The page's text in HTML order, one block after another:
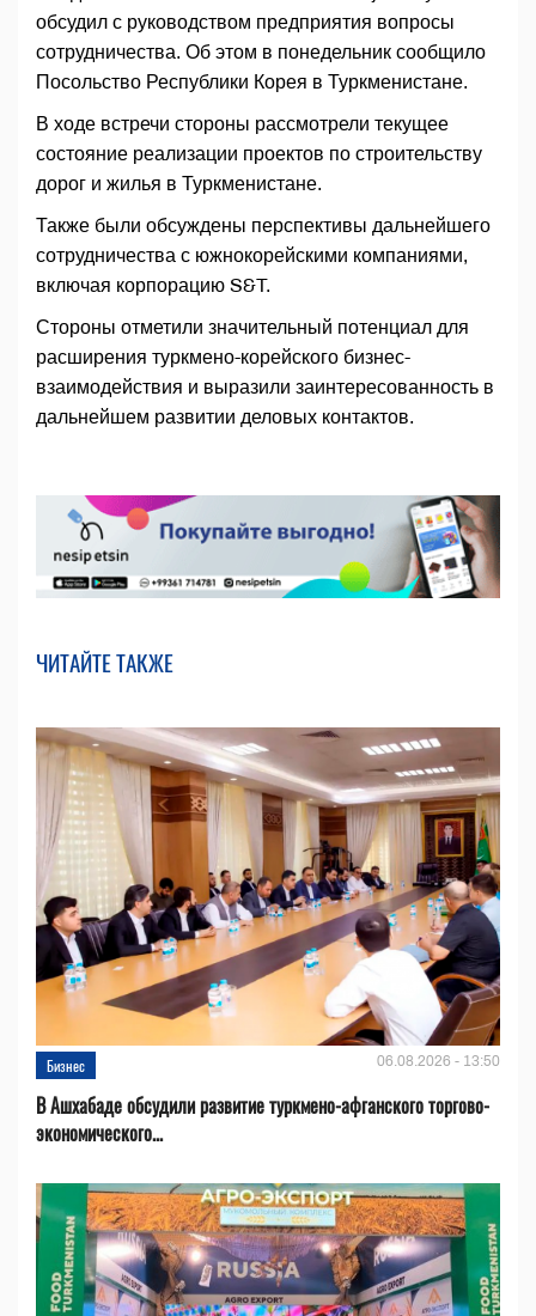
обсудил с руководством предприятия вопросы
сотрудничества. Об этом в понедельник сообщило
Посольство Республики Корея в Туркменистане.
В ходе встречи стороны рассмотрели текущее
состояние реализации проектов по строительству
дорог и жилья в Туркменистане.
Также были обсуждены перспективы дальнейшего
сотрудничества с южнокорейскими компаниями,
включая корпорацию S&T.
Стороны отметили значительный потенциал для
расширения туркмено-корейского бизнес-
взаимодействия и выразили заинтересованность в
дальнейшем развитии деловых контактов.
ЧИТАЙТЕ ТАКЖЕ
Бизнес 06.08.2026 - 13:50
В Ашхабаде обсудили развитие туркмено-афганского торгово-
экономического...